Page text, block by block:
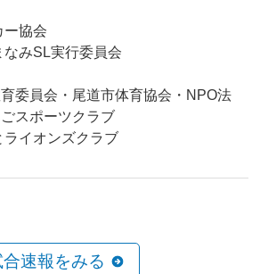
協会
みSL実行委員会
委員会・尾道市体育協会・NPO法
スポーツクラブ
イオンズクラブ
速報をみる